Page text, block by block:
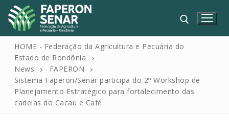
HOME - Federação da Agricultura e Pecuária do
Estado de Rondônia
News
FAPERON
Sistema Faperon/Senar participa do 2º Workshop de
Planejamento Estratégico para fortalecimento das
cadeias do Cacau e Café